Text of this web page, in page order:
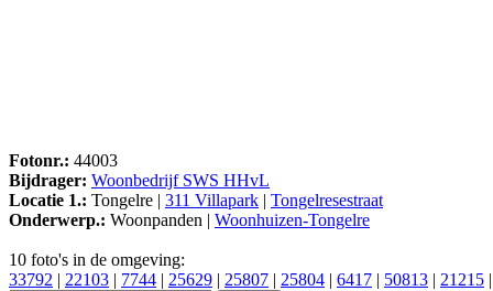
Fotonr.: 44003
Bijdrager: Woonbedrijf SWS HHvL
Locatie 1.: Tongelre | 311 Villapark
Tongelresestraat
Onderwerp.: Woonpanden | Woonhuizen-Tongelre
10 foto's in de omgeving:
33792
22103 7744 25629 25807 25804 6417 50813 21215